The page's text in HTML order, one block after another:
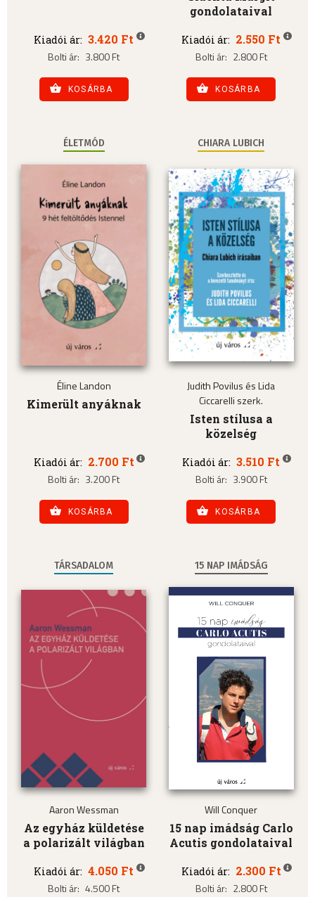
Kiadói ár: 3.420 Ft
Bolti ár: 3.800 Ft
KOSÁRBA
gondolataival
Kiadói ár: 2.550 Ft
Bolti ár: 2.800 Ft
KOSÁRBA
ÉLETMÓD
Éline Landon
Kimerült anyáknak
Kiadói ár: 2.700 Ft
Bolti ár: 3.200 Ft
KOSÁRBA
CHIARA LUBICH
Judith Povilus és Lida
Ciccarelli szerk.
Isten stílusa a
közelség
Kiadói ár: 3.510 Ft
Bolti ár: 3.900 Ft
KOSÁRBA
TÁRSADALOM
Aaron Wessman
Az egyház küldetése
a polarizált világban
Kiadói ár: 4.050 Ft
Bolti ár: 4.500 Ft
15 NAP IMÁDSÁG
Will Conquer
15 nap imádság Carlo
Acutis gondolataival
Kiadói ár: 2.300 Ft
Bolti ár: 2.800 Ft